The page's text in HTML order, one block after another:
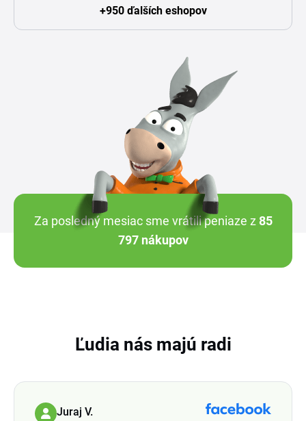
+950 ďalších eshopov
Za posledný mesiac sme vrátili peniaze z85
797 nákupov
Ľudia nás majú radi
Juraj V.